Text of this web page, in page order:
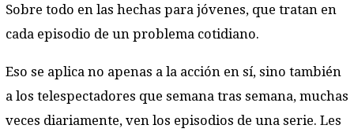
Sobre todo en las hechas para jóvenes, que tratan en
cada episodio de un problema cotidiano.
Eso se aplica no apenas a la acción en sí, sino también
a los telespectadores que semana tras semana, muchas
veces diariamente, ven los episodios de una serie. Les